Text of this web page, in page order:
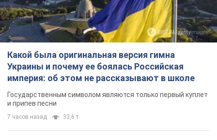
Александру Пономареву – 53: что
известно о трех детях секс-
символа 90-х и как они выглядят
Несмотря на развитие карьеры, артист не
забывал о личном счастье
9.08.2026 04:01 9,9 т.
В ПриватБанке рассказали,
действительны ли доллары 1996